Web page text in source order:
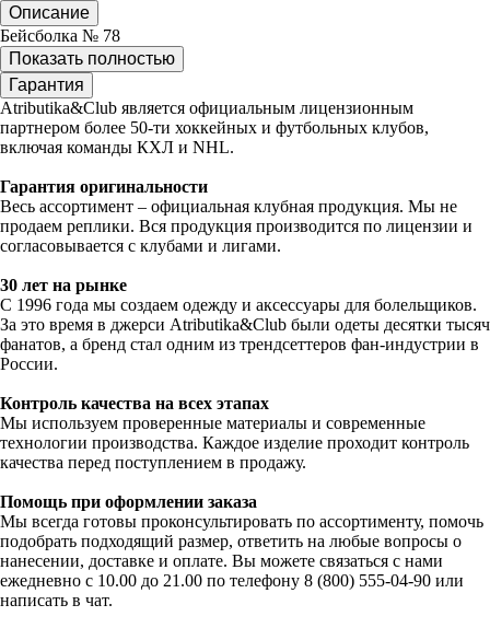
Описание
Бейсболка № 78
Показать полностью
Гарантия
Atributika&Club является официальным лицензионным
партнером более 50-ти хоккейных и футбольных клубов,
включая команды КХЛ и NHL.
Гарантия оригинальности
Весь ассортимент – официальная клубная продукция. Мы не
продаем реплики. Вся продукция производится по лицензии и
согласовывается с клубами и лигами.
30 лет на рынке
С 1996 года мы создаем одежду и аксессуары для болельщиков.
За это время в джерси Atributika&Club были одеты десятки тысяч
фанатов, а бренд стал одним из трендсеттеров фан-индустрии в
России.
Контроль качества на всех этапах
Мы используем проверенные материалы и современные
технологии производства. Каждое изделие проходит контроль
качества перед поступлением в продажу.
Помощь при оформлении заказа
Мы всегда готовы проконсультировать по ассортименту, помочь
подобрать подходящий размер, ответить на любые вопросы о
нанесении, доставке и оплате. Вы можете связаться с нами
ежедневно с 10.00 до 21.00 по телефону 8 (800) 555-04-90 или
написать в чат.